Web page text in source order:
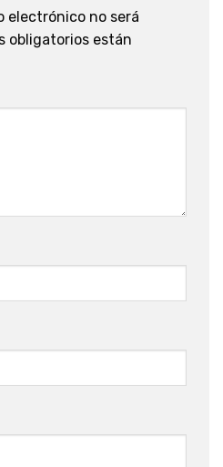
electrónico no será
obligatorios están